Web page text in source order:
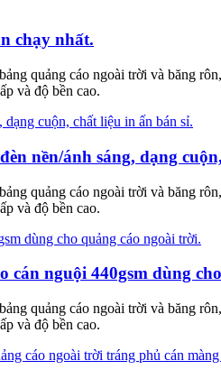
chạy nhất.
quảng cáo ngoài trời và băng
và độ bền cao.
nền/ánh sáng, dạng
quảng cáo ngoài trời và băng
và độ bền cao.
cán nguội 440gsm dùng
quảng cáo ngoài trời và băng
và độ bền cao.